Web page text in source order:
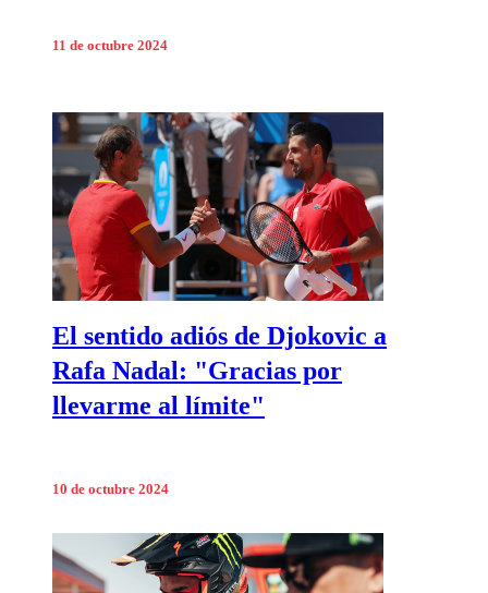
11 de octubre 2024
El sentido adiós de Djokovic a
Rafa Nadal: "Gracias por
llevarme al límite"
10 de octubre 2024